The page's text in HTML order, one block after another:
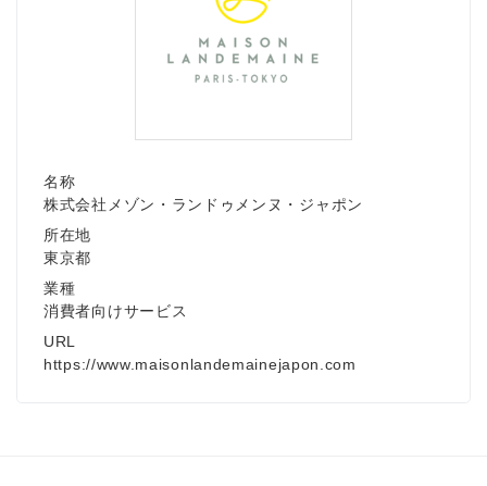
名称
株式会社メゾン・ランドゥメンヌ・ジャポン
所在地
東京都
業種
消費者向けサービス
URL
https://www.maisonlandemainejapon.com